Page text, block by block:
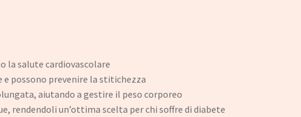
la salute cardiovascolare​
possono prevenire la stitichezza
aiutando a gestire il peso corporeo​
rendendoli un’ottima scelta per chi soffre di diabete​